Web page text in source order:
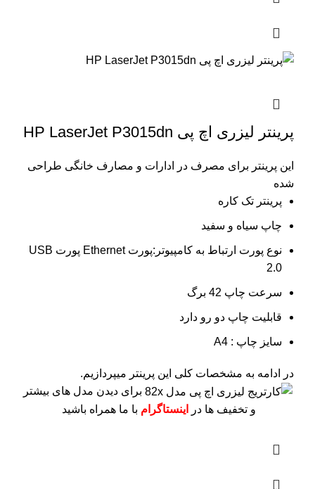
پرینتر لیزری اچ پی HP LaserJet P3015dn
این پرینتر برای مصرف در ادارات و مصارف خانگی طراحی
شده
پرینتر تک کاره
چاپ سیاه و سفید
نوع پورت ارتباط به کامپیوتر:پورت Ethernet پورت USB
2.0
سرعت چاپ 42 برگ
قابلیت چاپ دو رو دارد
سایز چاپ : A4
در ادامه به مشخصات کلی این پرینتر میپردازیم.
برای دیدن مدل های بیشتر
و تخفیف ها در
اینستاگرام با ما همراه باشید